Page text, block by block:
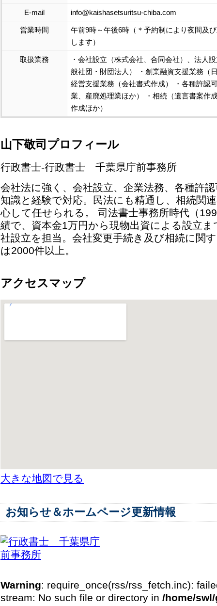
E-mail info@kaishasetsuritsu-chiba.com
営業時間
午前9時～午後6時（＊予約制により夜間及
します）
取扱業務
・会社設立（株式会社、合同会社）、法人
般社団・財団法人） ・創業融資支援業務（
経営支援業務（会社書式作成） ・各種許認
業、産廃処理業ほか） ・相続（遺言書案作
作成ほか）
山下敬司プロフィール
行政書士-行政書士 千葉県庁前事務所
会社法に強く、会社設立、企業法務、各種許
知識と経験で対応。民法にも精通し、相続関
心して任せられる。 司法書士事務所時代（
績で、資本金1万円から現物出資による設立ま
社設立を担当。会社変更手続き及び相続に関
は2000件以上。
アクセスマップ
大きな地図で見る
お知らせ＆ホームページ更新情報
Warning: require_once(rss/rss_fetch.inc):
stream: No such file or directory in /home/